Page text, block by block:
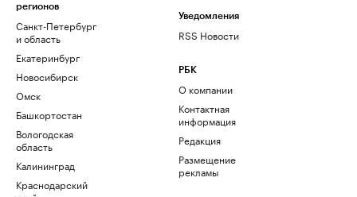
регионов
Санкт-Петербург
и область
Екатеринбург
Новосибирск
Омск
Башкортостан
Вологодская
область
Калининград
Краснодарский
Уведомления
RSS Новости
РБК
О компании
Контактная
информация
Редакция
Размещение
рекламы